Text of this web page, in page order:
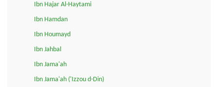
Ibn Hajar Al-Haytami
Ibn Hamdan
Ibn Houmayd
Ibn Jahbal
Ibn Jama'ah
Ibn Jama'ah ('Izzou d-Din)